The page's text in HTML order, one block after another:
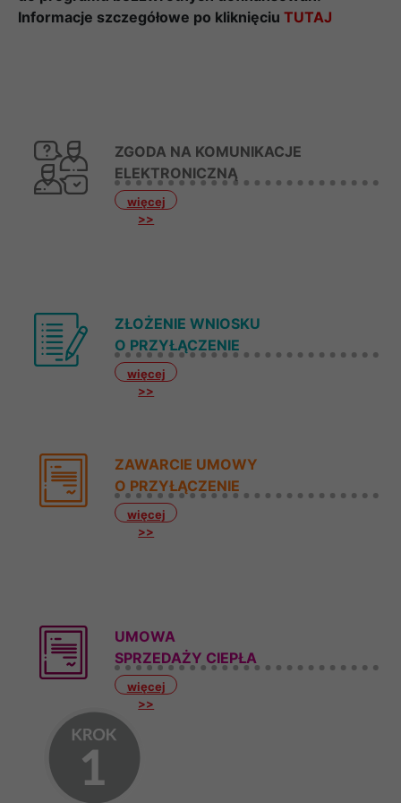
Informacje szczegółowe po kliknięciu TUTAJ
ZGODA NA KOMUNIKACJE
ELEKTRONICZNĄ
więcej
>>
ZŁOŻENIE WNIOSKU
O PRZYŁĄCZENIE
więcej
>>
ZAWARCIE UMOWY
O PRZYŁĄCZENIE
więcej
>>
UMOWA
SPRZEDAŻY CIEPŁA
więcej
>>